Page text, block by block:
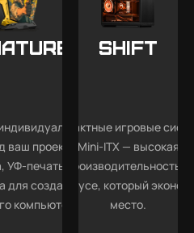
ваш проект —
УФ-печать и
для создания
компьютера.
SHIFT
Компактные игровые
Mini-ITX — высокая
производительность в
корпусе, который
место.